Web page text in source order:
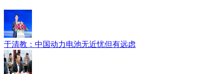
于清教：中国动力电池无近忧但有远虑